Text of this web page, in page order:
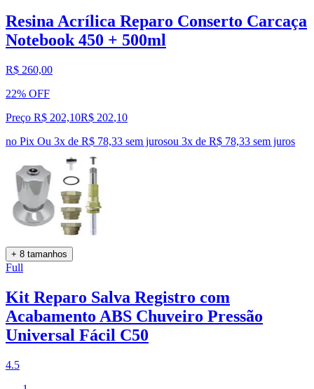
Resina Acrílica Reparo Conserto Carcaça
Notebook 450 + 500ml
R$ 260,00
22% OFF
Preço R$ 202,10R$ 202,10
no Pix Ou 3x de R$ 78,33 sem jurosou 3x de R$ 78,33 sem juros
+ 8 tamanhos
Full
Kit Reparo Salva Registro com
Acabamento ABS Chuveiro Pressão
Universal Fácil C50
4.5